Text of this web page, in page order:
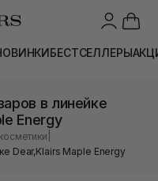
БЕСТСЕЛЛЕРЫ
в линейке
Energy
Dear,Klairs Maple Energy